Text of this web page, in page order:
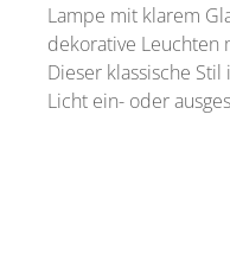
Lampe mit klarem
dekorative Leuchten
Dieser klassische
Licht ein- oder